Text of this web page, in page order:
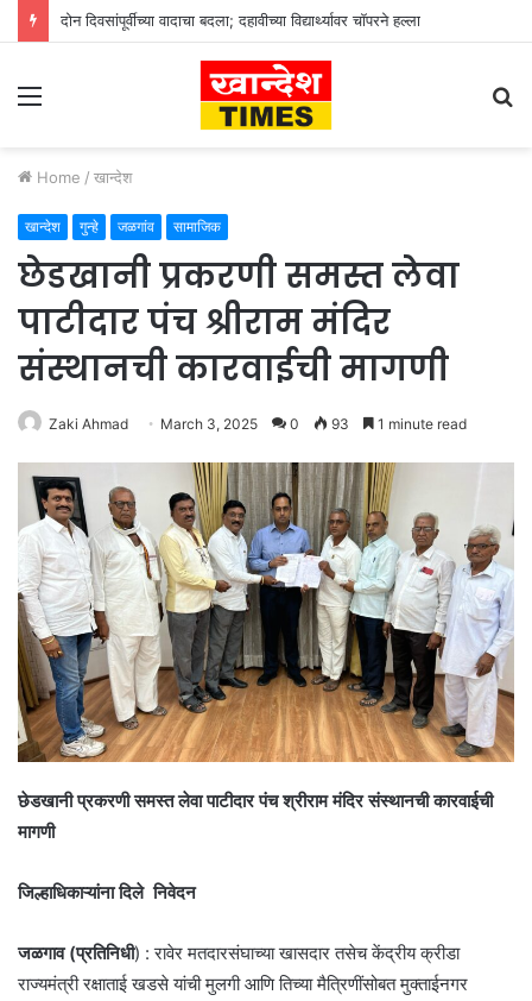
दोन दिवसांपूर्वीच्या वादाचा बदला; दहावीच्या विद्यार्थ्यावर चॉपरने हल्ला
Menu
Home / खान्देश
खान्देश गुन्हे जळगांव सामाजिक
छेडखानी प्रकरणी समस्त लेवा
पाटीदार पंच श्रीराम मंदिर
संस्थानची कारवाईची मागणी
Zaki Ahmad March 3, 2025 0 93 1 minute read
छेडखानी प्रकरणी समस्त लेवा पाटीदार पंच श्रीराम मंदिर संस्थानची कारवाईची
मागणी
जिल्हाधिकाऱ्यांना दिले निवेदन
जळगाव (प्रतिनिधी) : रावेर मतदारसंघाच्या खासदार तसेच केंद्रीय क्रीडा
राज्यमंत्री रक्षाताई खडसे यांची मुलगी आणि तिच्या मैत्रिणींसोबत मुक्ताईनगर